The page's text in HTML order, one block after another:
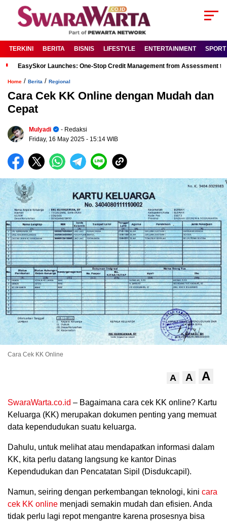
TERKINI BERITA BISNIS LIFESTYLE ENTERTAINMENT SPORT
EasySkor Launches: One-Stop Credit Management from Assessment
Home / Berita / Regional
Cara Cek KK Online dengan Mudah dan
Cepat
Mulyadi
- Redaksi
Friday, 16 May 2025 - 15:14 WIB
Cara Cek KK Online
A A A
SwaraWarta.co.id – Bagaimana cara cek KK online? Kartu
Keluarga (KK) merupakan dokumen penting yang memuat
data kependudukan suatu keluarga.
Dahulu, untuk melihat atau mendapatkan informasi dalam
KK, kita perlu datang langsung ke kantor Dinas
Kependudukan dan Pencatatan Sipil (Disdukcapil).
Namun, seiring dengan perkembangan teknologi, kini cara
cek KK online menjadi semakin mudah dan efisien. Anda
tidak perlu lagi repot mengantre karena prosesnya bisa